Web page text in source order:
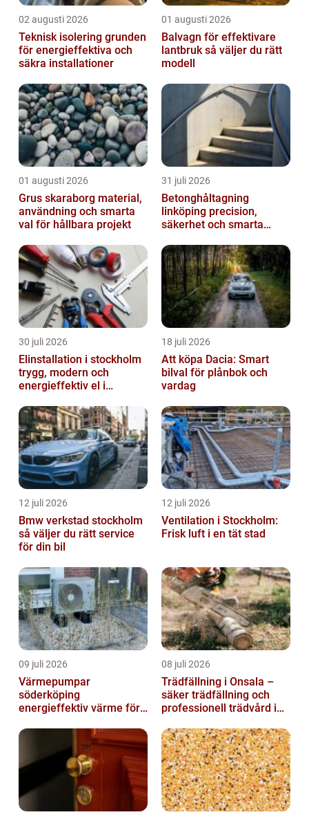
02 augusti 2026
Teknisk isolering grunden
för energieffektiva och
säkra installationer
01 augusti 2026
Balvagn för effektivare
lantbruk så väljer du rätt
modell
01 augusti 2026
Grus skaraborg material,
användning och smarta
val för hållbara projekt
31 juli 2026
Betonghåltagning
linköping precision,
säkerhet och smarta
30 juli 2026
Elinstallation i stockholm
trygg, modern och
energieffektiv el i
18 juli 2026
Att köpa Dacia: Smart
bilval för plånbok och
vardag
12 juli 2026
Bmw verkstad stockholm
så väljer du rätt service
för din bil
12 juli 2026
Ventilation i Stockholm:
Frisk luft i en tät stad
09 juli 2026
Värmepumpar
söderköping
energieffektiv värme för
08 juli 2026
Trädfällning i Onsala –
säker trädfällning och
professionell trädvård i